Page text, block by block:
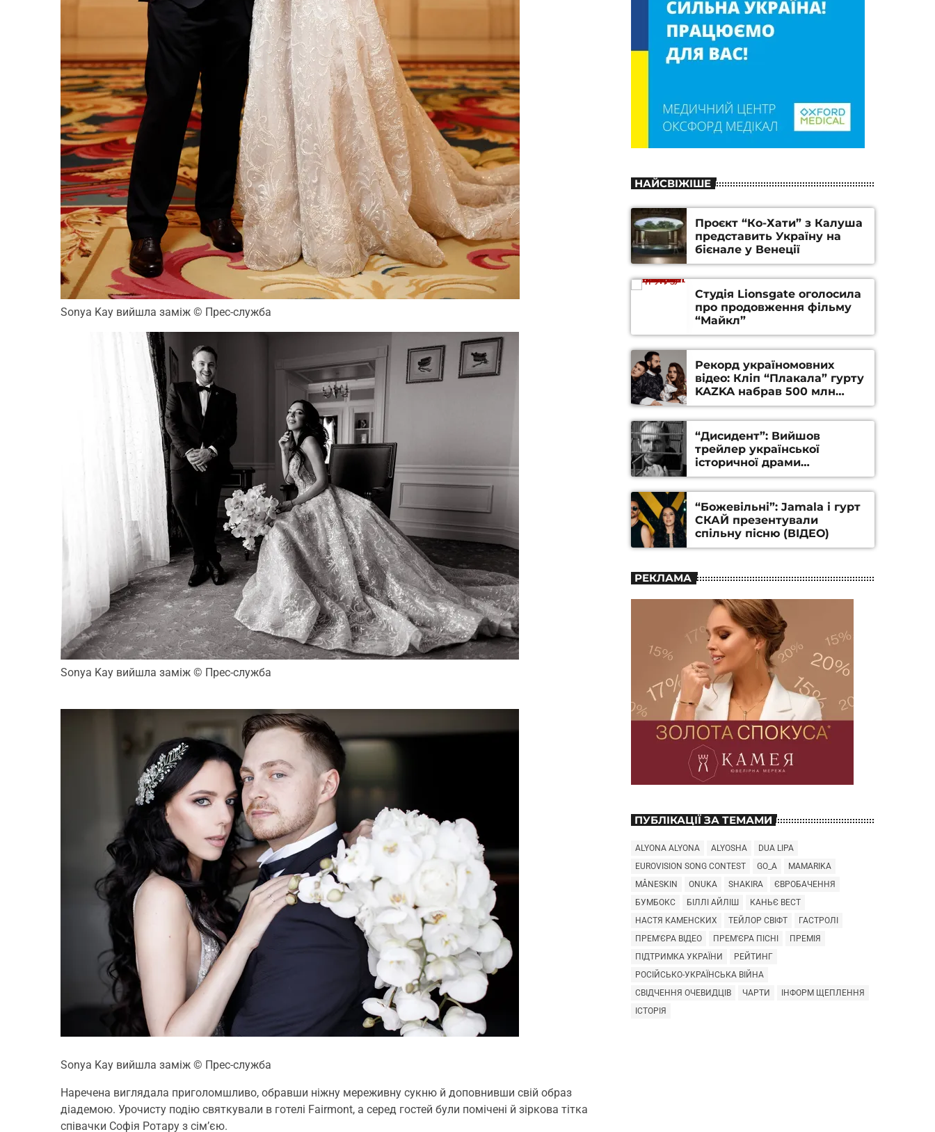
Sonya Kay вийшла заміж © Прес-служба
Sonya Kay вийшла заміж © Прес-служба
Sonya Kay вийшла заміж © Прес-служба
Наречена виглядала приголомшливо, обравши ніжну мереживну сукню й доповнивши свій образ
діадемою. Урочисту подію святкували в готелі Fairmont, а серед гостей були помічені й зіркова тітка
співачки Софія Ротару з сім’єю.
НАЙСВІЖІШЕ
Проєкт “Ко-Хати” з Калуша
представить Україну на
бієнале у Венеції
Студія Lionsgate оголосила
про продовження фільму
“Майкл”
Рекорд україномовних
відео: Кліп “Плакала” гурту
KAZKA набрав 500 млн
переглядів на YouTube
“Дисидент”: Вийшов
трейлер української
історичної драми
Станіслава Гуренка та
Андрія Алфьорова (ВІДЕО)
“Божевільні”: Jamala і гурт
СКАЙ презентували
спільну пісню (ВІДЕО)
РЕКЛАМА
ПУБЛІКАЦІЇ ЗА ТЕМАМИ
ALYONA ALYONA ALYOSHA
DUA LIPA
EUROVISION SONG CONTEST
GO_A
MAMARIKA
MÅNESKIN
ONUKA SHAKIRA
ЄВРОБАЧЕННЯ
БУМБОКС
БІЛЛІ АЙЛІШ
КАНЬЄ ВЕСТ
НАСТЯ КАМЕНСКИХ
ТЕЙЛОР СВІФТ
ГАСТРОЛІ
ПРЕМ'ЄРА ВІДЕО
ПРЕМ'ЄРА ПІСНІ
ПРЕМІЯ
ПІДТРИМКА УКРАЇНИ
РЕЙТИНГ
РОСІЙСЬКО-УКРАЇНСЬКА ВІЙНА
СВІДЧЕННЯ ОЧЕВИДЦІВ
ЧАРТИ
ІНФОРМ ЩЕПЛЕННЯ
ІСТОРІЯ